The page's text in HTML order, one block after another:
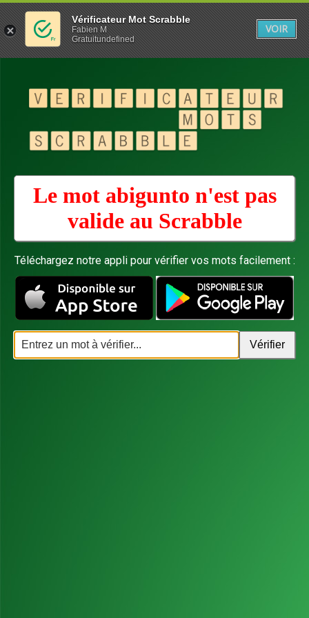
Le mot abigunto n'est pas
valide au Scrabble
Téléchargez notre appli pour vérifier vos mots facilement :
Vérificateur Mot Scrabble
Fabien M
Gratuitundefined
VOIR